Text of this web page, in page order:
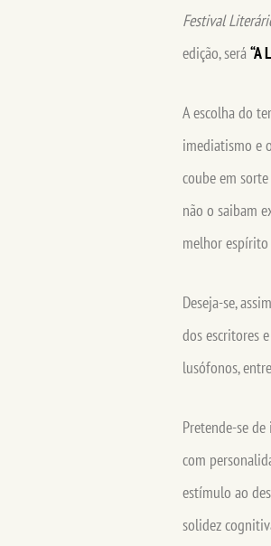
Festival
edição, será“A
A escolha do
imediatismo e
coube em
não o saibam
melhor
Deseja-se,
dos escritores
lusófonos,
Pretende-se
com
estímulo ao
solidez